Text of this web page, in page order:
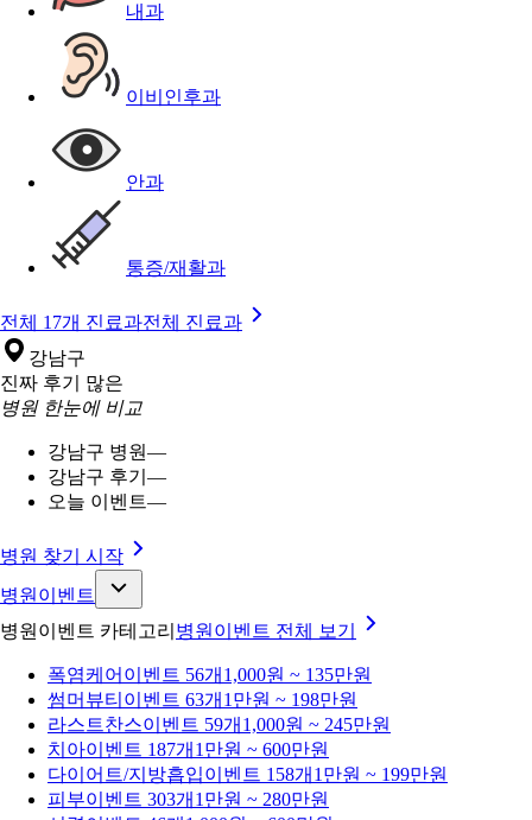
내과
이비인후과
안과
통증/재활과
전체 17개 진료과전체 진료과
강남구
진짜 후기 많은
병원 한눈에 비교
강남구 병원—
강남구 후기 —
오늘 이벤트—
병원 찾기 시작
병원이벤트
병원이벤트 카테고리 병원이벤트 전체 보기
폭염케어 이벤트 56개 1,000원 ~ 135만원
썸머뷰티 이벤트 63개 1만원 ~ 198만원
라스트찬스이벤트 59개 1,000원 ~ 245만원
치아이벤트 187개 1만원 ~ 600만원
다이어트/지방흡입이벤트 158개 1만원 ~ 199만원
피부이벤트 303개 1만원 ~ 280만원